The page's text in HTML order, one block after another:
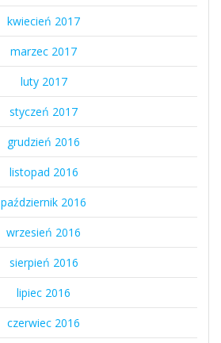
kwiecień 2017
marzec 2017
luty 2017
styczeń 2017
grudzień 2016
listopad 2016
październik 2016
wrzesień 2016
sierpień 2016
lipiec 2016
czerwiec 2016